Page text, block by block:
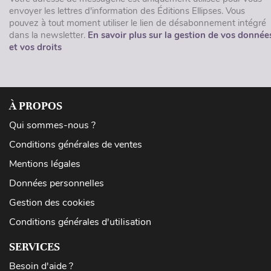
envoyer les lettres d'information des Éditions Ellipses. Vous
pouvez à tout moment utiliser le lien de désabonnement intégré
dans la newsletter. En savoir plus sur la gestion de vos
et vos droits
À PROPOS
Qui sommes-nous ?
Conditions générales de ventes
Mentions légales
Données personnelles
Gestion des cookies
Conditions générales d'utilisation
SERVICES
Besoin d'aide ?